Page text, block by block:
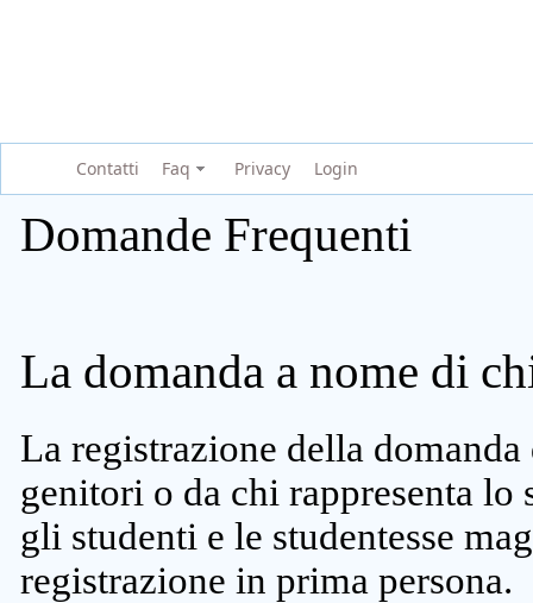
Contatti Faq Privacy Login
Domande Frequenti
La domanda a nome di
La registrazione della
genitori o da chi rappresenta lo
gli studenti e le studentesse
registrazione in prima persona.